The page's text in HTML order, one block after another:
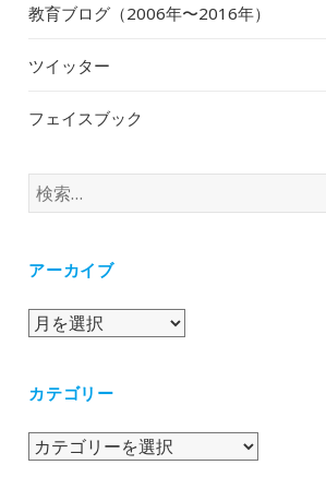
教育ブログ（2006年〜2016年）
ツイッター
フェイスブック
検
索:
アーカイブ
ア
イ
カテゴリー
カ